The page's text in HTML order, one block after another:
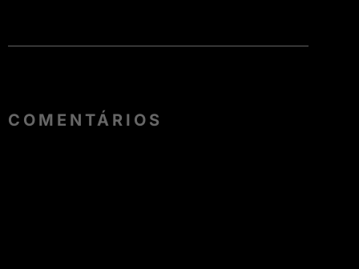
COMENTÁRIOS